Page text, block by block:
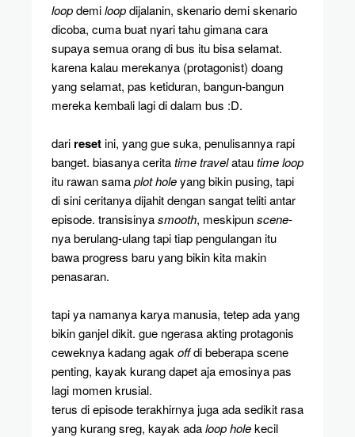
loopdemiloopdijalanin, skenario demi skenario
dicoba, cuma buat nyari tahu gimana cara
supaya semua orang di bus itu bisa selamat.
karena kalau merekanya (protagonist) doang
yang selamat, pas ketiduran, bangun-bangun
mereka kembali lagi di dalam bus :D.
dari resetini, yang gue suka, penulisannya rapi
banget. biasanya ceritatime travelatautime loop
itu rawan samaplot holeyang bikin pusing, tapi
di sini ceritanya dijahit dengan sangat teliti antar
episode. transisinyasmooth, meskipunscene-
nya berulang-ulang tapi tiap pengulangan itu
bawa progress baru yang bikin kita makin
penasaran.
tapi ya namanya karya manusia, tetep ada yang
bikin ganjel dikit. gue ngerasa akting protagonis
ceweknya kadang agak offdi beberapa scene
penting, kayak kurang dapet aja emosinya pas
lagi momen krusial.
terus di episode terakhirnya juga ada sedikit rasa
yang kurang sreg, kayak adaloop holekecil